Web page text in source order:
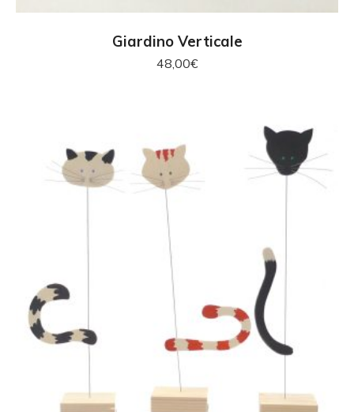
AGGIUNGI AL CARRELLO
Giardino Verticale
48,00€